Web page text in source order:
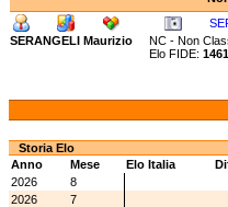
SERANGELI Maurizio
NC - Non
Elo FIDE: 1461
Storia Elo
Anno
Mese Elo Italia
2026
8
2026
7